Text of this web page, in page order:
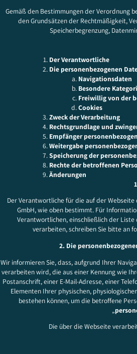
Gemäß den Bestimmungen der Verordnung
den Grundsätzen der Rechtmäßigkeit,
Speicherbegrenzung,
Der Verantwortliche
Die personenbezogenen
Navigationsdaten
Besondere
Freiwillig von der
Cookies
Zweck der Verarbeitung
Rechtsgrundlage und
Empfänger
Weitergabe
Speicherung der
Rechte der betroffenen
Änderungen
Der Verantwortliche für die auf der
GmbH, wie oben bestimmt. Für
Verantwortlichen, einschließlich der
verarbeiten, schreiben Sie bitte an
2. Die
Wir informieren Sie, dass, aufgrund Ihrer
verarbeiten wird, die aus einer Kennung wie
Postanschrift, einer E-Mail-Adresse, einer
Elementen Ihrer physischen,
bestehen können, um die betroffene
„
Die über die Webseite